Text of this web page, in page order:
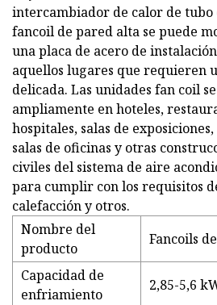
intercambiador de calor de tubo
fancoil de pared alta se puede
una placa de acero de
aquellos lugares que requieren
delicada. Las unidades fan coil
ampliamente en hoteles,
hospitales, salas de
salas de oficinas y otras
civiles del sistema de aire
para cumplir con los requisitos
calefacción y otros.
Nombre del
producto
Fancoils
Capacidad de
enfriamiento
2,85-5,6